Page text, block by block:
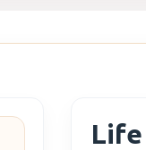
Life